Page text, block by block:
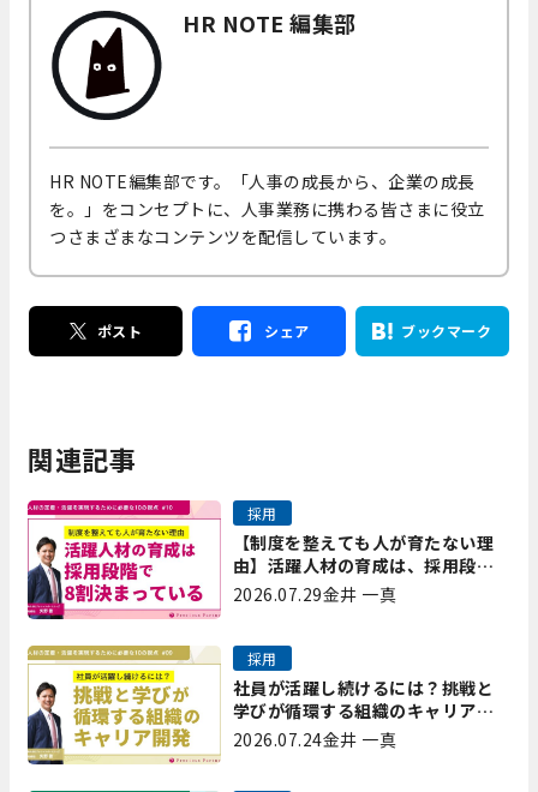
HR NOTE 編集部
HR NOTE編集部です。「人事の成長から、企業の成長
を。」をコンセプトに、人事業務に携わる皆さまに役立
つさまざまなコンテンツを配信しています。
ポスト シェア ブックマーク
関連記事
【制度を整えても人が育たない理
由】活躍人材の育成は、採用段階
で8割決まっている｜プレシャスパ
ートナーズ矢野
採用
2026.07.29金井 一真
社員が活躍し続けるには？挑戦と
学びが循環する組織のキャリア開
発｜プレシャスパートナーズ矢野
採用
2026.07.24金井 一真